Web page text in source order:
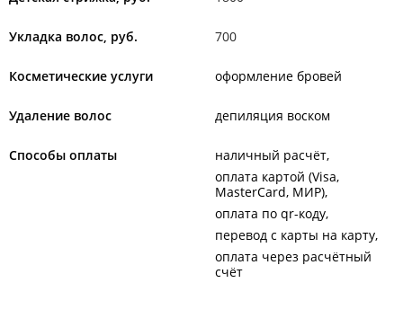
Укладка волос, руб. 700
Косметические услуги оформление бровей
Удаление волос депиляция воском
Способы оплаты
наличный расчёт
оплата картой (Visa,
MasterCard, МИР)
оплата по qr-коду
перевод с карты на карту
оплата через расчётный
счёт